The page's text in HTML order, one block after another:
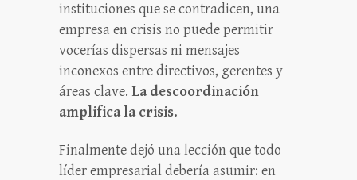
instituciones que se contradicen, una
empresa en crisis no puede permitir
vocerías dispersas ni mensajes
inconexos entre directivos, gerentes y
áreas clave. La descoordinación
amplifica la crisis.
Finalmente dejó una lección que todo
líder empresarial debería asumir: en